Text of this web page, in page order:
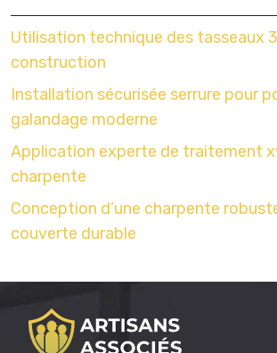
Utilisation technique des tasseaux
construction
Installation sécurisée serrure pour
galandage moderne
Application experte de traitement
charpente
Conception d’une charpente
couverte durable